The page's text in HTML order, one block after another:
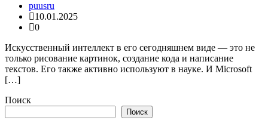
puusru
10.01.2025
0
Искусственный интеллект в его сегодняшнем виде — это не
только рисование картинок, создание кода и написание
текстов. Его также активно используют в науке. И Microsoft
[…]
Поиск
Поиск